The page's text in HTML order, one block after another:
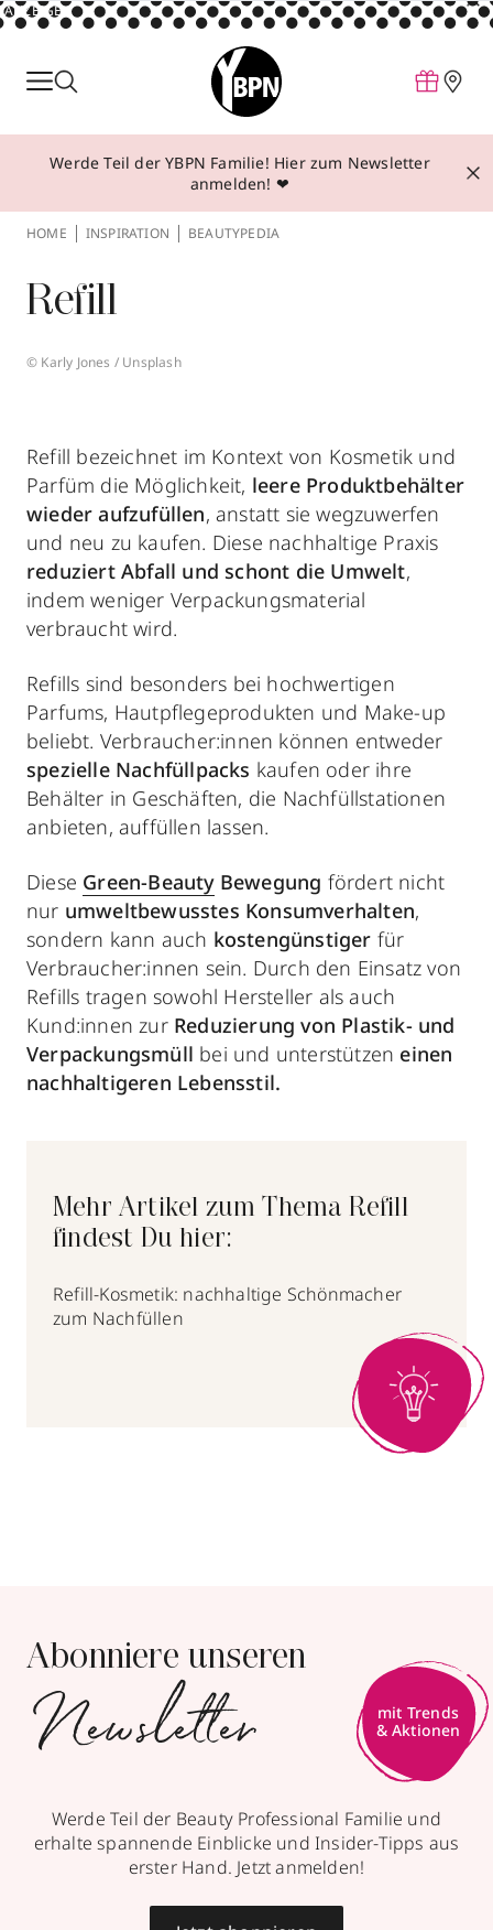
ANZEIGE
Parfum
Make-up
Behandlungen
Über YBPN
Aktionen
Werde Teil der YBPN Familie! Hier zum Newsletter
anmelden! ❤
HOME INSPIRATION BEAUTYPEDIA
Refill
© Karly Jones / Unsplash
Refill bezeichnet im Kontext von Kosmetik und
Parfüm die Möglichkeit, leere Produktbehälter
wieder aufzufüllen, anstatt sie wegzuwerfen
und neu zu kaufen. Diese nachhaltige Praxis
reduziert Abfall und schont die Umwelt,
indem weniger Verpackungsmaterial
verbraucht wird.
Refills sind besonders bei hochwertigen
Parfums, Hautpflegeprodukten und Make-up
beliebt. Verbraucher:innen können entweder
spezielle Nachfüllpacks kaufen oder ihre
Behälter in Geschäften, die Nachfüllstationen
anbieten, auffüllen lassen.
Diese Green-BeautyBewegung fördert nicht
nur umweltbewusstes Konsumverhalten,
sondern kann auch kostengünstiger für
Verbraucher:innen sein. Durch den Einsatz von
Refills tragen sowohl Hersteller als auch
Kund:innen zur Reduzierung von Plastik- und
Verpackungsmüll bei und unterstützen einen
nachhaltigeren Lebensstil.
Mehr Artikel zum Thema Refill
findest Du hier:
Refill-Kosmetik: nachhaltige Schönmacher
zum Nachfüllen
Abonniere unseren
Newsletter
mit Trends
& Aktionen
Werde Teil der Beauty Professional Familie und
erhalte spannende Einblicke und Insider-Tipps aus
erster Hand. Jetzt anmelden!